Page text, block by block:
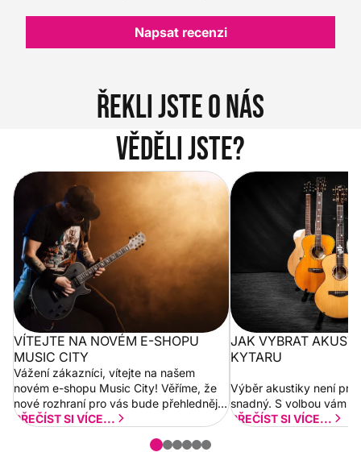
Napsat recenzi
Řekli jste o nás
Věděli jste?
Vítejte na novém e-shopu Music
City
VÍTEJTE NA NOVÉM E-SHOPU
MUSIC CITY
Vážení zákazníci, vítejte na našem
novém e-shopu Music City! Věříme, že
nové rozhraní pro vás bude přehlednější
a rychlejší. Postupně budeme přidávat
PŘEČÍST SI VÍCE...
Jak vybrat
JAK VYBRAT
KYTARU
Výběr akustiky není pro
snadný. S volbou vám
PŘEČÍST SI VÍCE...